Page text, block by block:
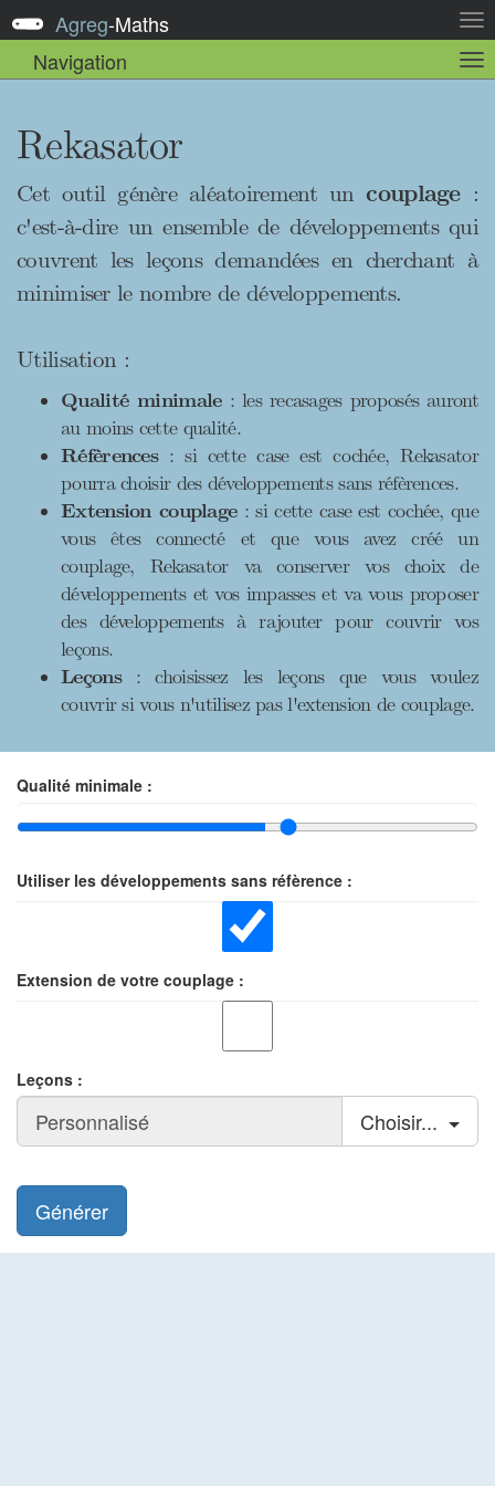
la
Agreg-Maths
Navigation
la
Rekasator
Cet outil génère aléatoirement un couplage:
c'est-à-dire un ensemble de développements qui
couvrent les leçons demandées en cherchant à
minimiser le nombre de développements.
Utilisation :
Qualité minimale: les recasages proposés auront
au moins cette qualité.
Réfèrences: si cette case est cochée, Rekasator
pourra choisir des développements sans réfèrences.
Extension couplage: si cette case est cochée, que
vous êtes connecté et que vous avez créé un
couplage, Rekasator va conserver vos choix de
développements et vos impasses et va vous proposer
des développements à rajouter pour couvrir vos
leçons.
Leçons: choisissez les leçons que vous voulez
couvrir si vous n'utilisez pas l'extension de couplage.
Qualité minimale :
Utiliser les développements sans réfèrence :
Extension de votre couplage :
Leçons :
Choisir...